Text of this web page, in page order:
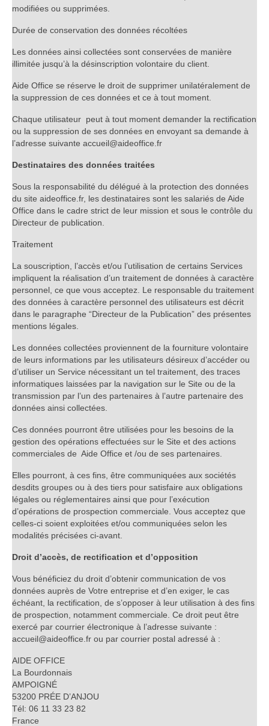
modifiées ou supprimées.
Durée de conservation des données récoltées
Les données ainsi collectées sont conservées de manière
illimitée jusqu’à la désinscription volontaire du client.
Aide Office se réserve le droit de supprimer unilatéralement de
la suppression de ces données et ce à tout moment.
Chaque utilisateur peut à tout moment demander la rectification
ou la suppression de ses données en envoyant sa demande à
l’adresse suivante accueil@aideoffice.fr
Destinataires des données traitées
Sous la responsabilité du délégué à la protection des données
du site aideoffice.fr, les destinataires sont les salariés de Aide
Office dans le cadre strict de leur mission et sous le contrôle du
Directeur de publication.
Traitement
La souscription, l’accès et/ou l’utilisation de certains Services
impliquent la réalisation d’un traitement de données à caractère
personnel, ce que vous acceptez. Le responsable du traitement
des données à caractère personnel des utilisateurs est décrit
dans le paragraphe “Directeur de la Publication” des présentes
mentions légales.
Les données collectées proviennent de la fourniture volontaire
de leurs informations par les utilisateurs désireux d’accéder ou
d’utiliser un Service nécessitant un tel traitement, des traces
informatiques laissées par la navigation sur le Site ou de la
transmission par l’un des partenaires à l’autre partenaire des
données ainsi collectées.
Ces données pourront être utilisées pour les besoins de la
gestion des opérations effectuées sur le Site et des actions
commerciales de Aide Office et /ou de ses partenaires.
Elles pourront, à ces fins, être communiquées aux sociétés
desdits groupes ou à des tiers pour satisfaire aux obligations
légales ou réglementaires ainsi que pour l’exécution
d’opérations de prospection commerciale. Vous acceptez que
celles-ci soient exploitées et/ou communiquées selon les
modalités précisées ci-avant.
Droit d’accès, de rectification et d’opposition
Vous bénéficiez du droit d’obtenir communication de vos
données auprès de Votre entreprise et d’en exiger, le cas
échéant, la rectification, de s’opposer à leur utilisation à des fins
de prospection, notamment commerciale. Ce droit peut être
exercé par courrier électronique à l’adresse suivante :
accueil@aideoffice.fr ou par courrier postal adressé à :
AIDE OFFICE
La Bourdonnais
AMPOIGNÉ
53200 PRÉE D’ANJOU
Tél: 06 11 33 23 82
France